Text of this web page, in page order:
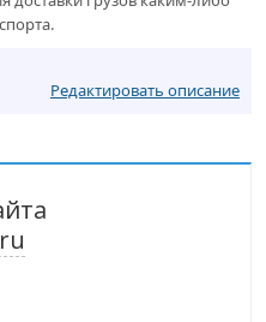
Редактировать описание